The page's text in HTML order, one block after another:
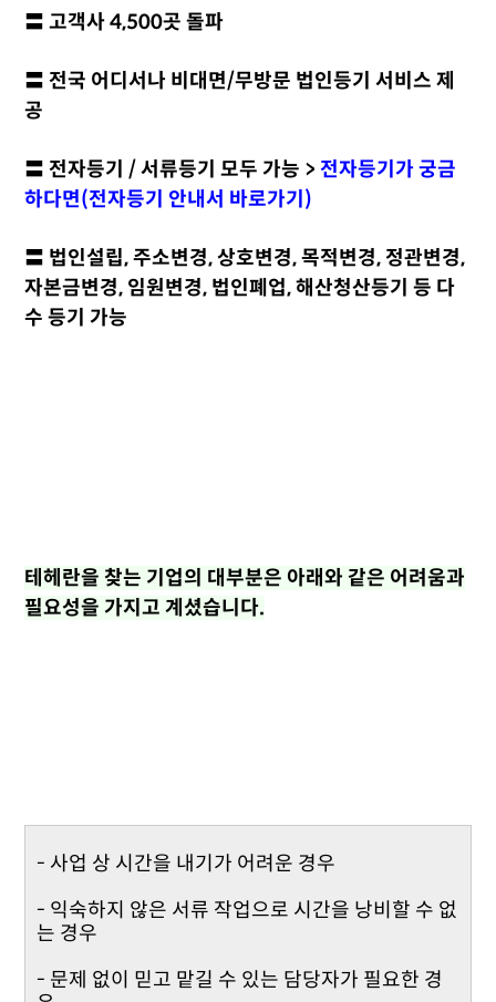
〓 고객사 4,500곳 돌파
〓 전국 어디서나 비대면/무방문 법인등기 서비스 제
공
〓 전자등기 / 서류등기 모두 가능 >전자등기가 궁금
하다면(전자등기 안내서 바로가기 )
〓 법인설립, 주소변경, 상호변경, 목적변경, 정관변경,
자본금변경, 임원변경, 법인폐업, 해산청산등기 등 다
수 등기 가능
테헤란을 찾는 기업의 대부분은 아래와 같은 어려움과
필요성을 가지고 계셨습니다.
- 사업 상 시간을 내기가 어려운 경우
- 익숙하지 않은 서류 작업으로 시간을 낭비할 수 없
는 경우
- 문제 없이 믿고 맡길 수 있는 담당자가 필요한 경